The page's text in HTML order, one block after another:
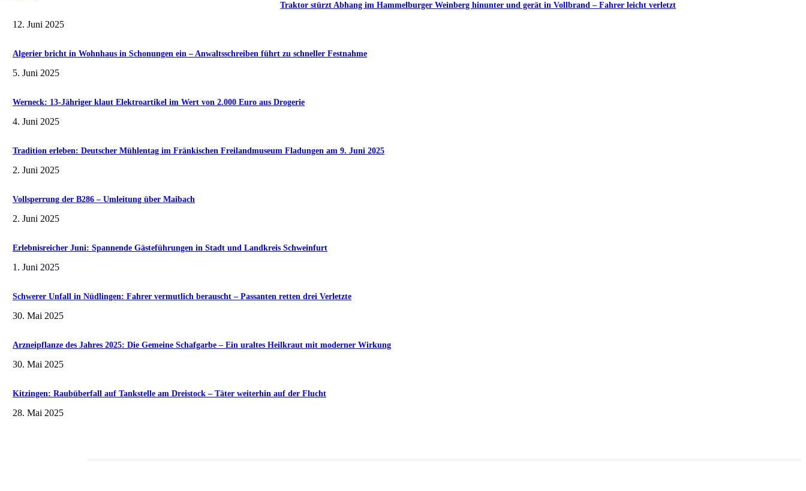
Traktor stürzt Abhang im Hammelburger Weinberg hinunter und gerät in Vollbrand – Fahrer leicht verletzt
12. Juni 2025
Algerier bricht in Wohnhaus in Schonungen ein – Anwaltsschreiben führt zu schneller Festnahme
5. Juni 2025
Werneck: 13-Jähriger klaut Elektroartikel im Wert von 2.000 Euro aus Drogerie
4. Juni 2025
Tradition erleben: Deutscher Mühlentag im Fränkischen Freilandmuseum Fladungen am 9. Juni 2025
2. Juni 2025
Vollsperrung der B286 – Umleitung über Maibach
2. Juni 2025
Erlebnisreicher Juni: Spannende Gästeführungen in Stadt und Landkreis Schweinfurt
1. Juni 2025
Schwerer Unfall in Nüdlingen: Fahrer vermutlich berauscht – Passanten retten drei Verletzte
30. Mai 2025
Arzneipflanze des Jahres 2025: Die Gemeine Schafgarbe – Ein uraltes Heilkraut mit moderner Wirkung
30. Mai 2025
Kitzingen: Raubüberfall auf Tankstelle am Dreistock – Täter weiterhin auf der Flucht
28. Mai 2025